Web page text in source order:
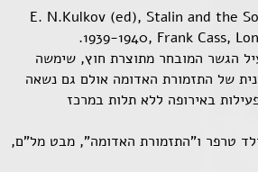
[5] E. N.Kulkov (ed), Stalin and the
1939-1940, Frank Cass,
הגשר המובחר מתוצרת חוץ, שימשה
של התזמורת האדומה אולם גם נשאה
באירופה ללא תלות במרכז
טרפר ו"התזמורת האדומה", מבט מל"ם,